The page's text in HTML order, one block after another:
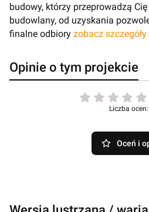
budowy, którzy przeprowadzą
budowlany, od uzyskania
finalne odbiory zobacz szczegóły
Opinie o tym projekcie
Liczba
Oceń i